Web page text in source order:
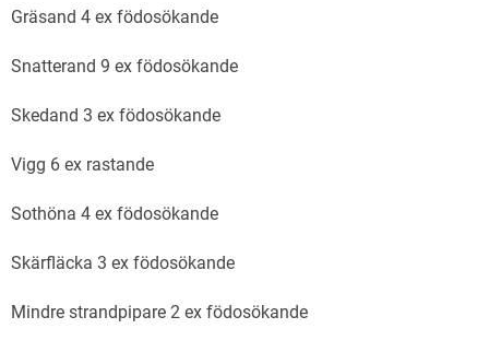
Gräsand 4 ex födosökande
Snatterand 9 ex födosökande
Skedand 3 ex födosökande
Vigg 6 ex rastande
Sothöna 4 ex födosökande
Skärfläcka 3 ex födosökande
Mindre strandpipare 2 ex födosökande